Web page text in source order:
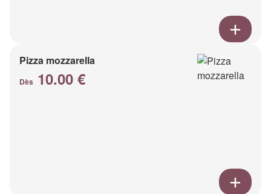
Pizza mozzarella
Dès 10.00 €